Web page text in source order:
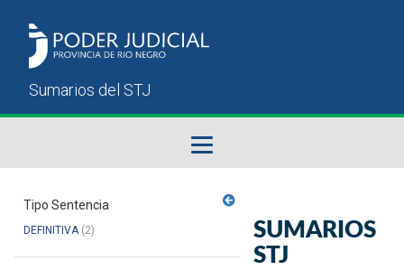
Sumarios del STJ
Tipo Sentencia
DEFINITIVA(2)
SUMARIOS
STJ